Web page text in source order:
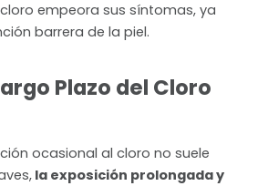
empeora sus síntomas, ya
barrera de la piel.
Plazo del Cloro
ocasional al cloro no suele
la exposición prolongada y